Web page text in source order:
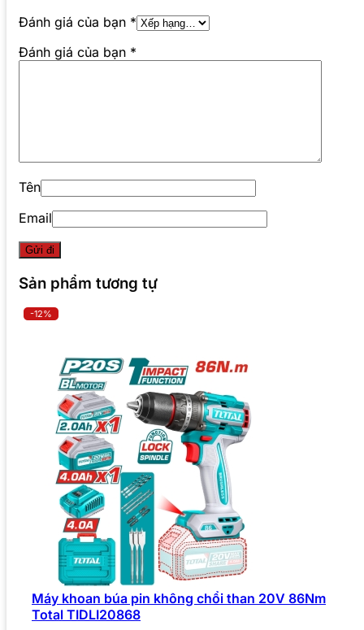
Đánh giá của bạn *
Đánh giá của bạn *
Tên
Email
Sản phẩm tương tự
-12%
Máy khoan búa pin không chổi than 20V 86Nm
Total TIDLI20868